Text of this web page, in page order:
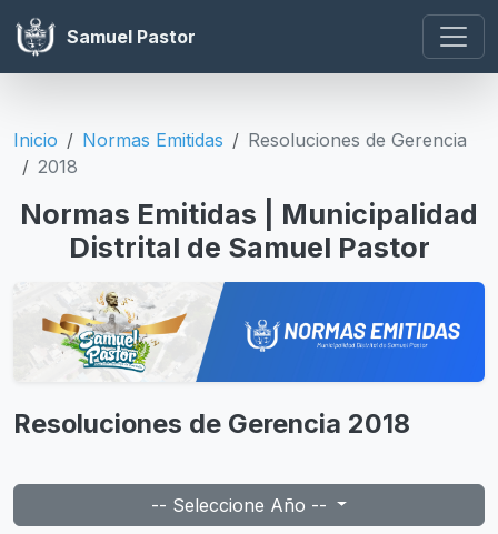
Samuel Pastor
Inicio Normas Emitidas
Resoluciones de Gerencia
2018
Normas Emitidas | Municipalidad
Distrital de Samuel Pastor
Resoluciones de Gerencia 2018
-- Seleccione Año --